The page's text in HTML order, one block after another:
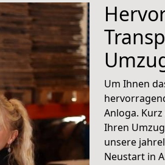
Um Ihnen
Anloga.
Ihren
unsere
Neustart in